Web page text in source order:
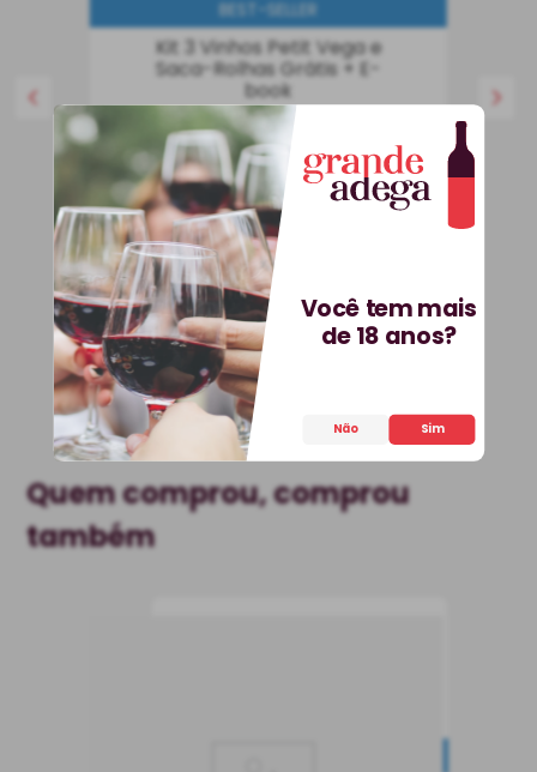
BEST-SELLER
Kit 3 Vinhos Petit Vega e
Saca-Rolhas Grátis + E-
book
Kit
R$536,70 25% OFF
R$ 399
COMPRAR
Quem comprou, comprou
também
Você tem mais
de 18 anos?
Não Sim